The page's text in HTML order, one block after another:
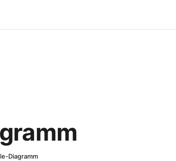
Diagramm